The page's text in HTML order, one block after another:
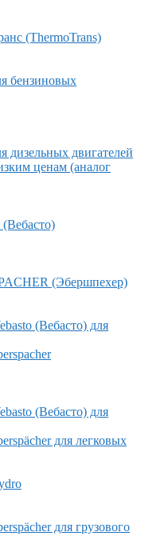
(ThermoTrans)
бензиновых
дизельных двигателей
ценам (аналог
(Эбершпехер)
(Вебасто) для
(Вебасто) для
для легковых
для грузового